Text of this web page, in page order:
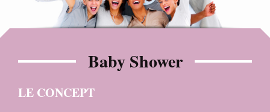
Baby Shower
LE CONCEPT